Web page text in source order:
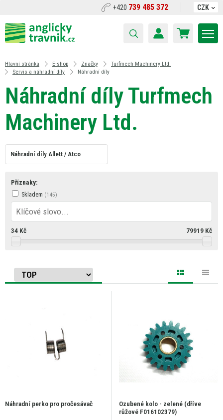
+420 739 485 372 CZK
Hlavní stránka E-shop Značky
Turfmech Machinery Ltd.
Servis a náhradní díly
Náhradní díly
Náhradní díly Turfmech
Machinery Ltd.
Náhradní díly Allett / Atco
Příznaky:
Skladem
34Kč 79919 Kč
Náhradní perko pro pročesávač
Ozubené kolo - zelené (dříve
růžové F016102379)